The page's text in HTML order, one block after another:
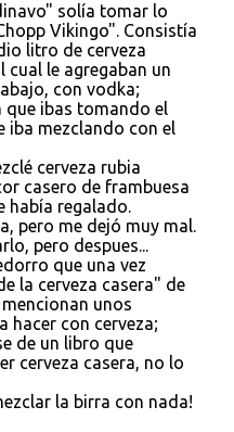
solía tomar lo
Vikingo". Consistía
litro de cerveza
le agregaban un
con vodka;
que ibas tomando el
iba mezclando con el
cerveza rubia
casero de frambuesa
había regalado.
pero me dejó muy mal.
pero despues...
que una vez
la cerveza casera" de
unos
hacer con cerveza;
de un libro que
cerveza casera, no lo
la birra con nada!